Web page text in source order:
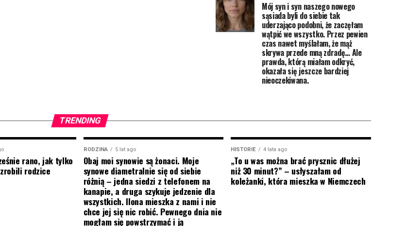
Mój syn i syn naszego nowego
sąsiada byli do siebie tak
uderzająco podobni, że zaczęłam
wątpić we wszystko. Przez pewien
czas nawet myślałam, że mąż
skrywa przede mną zdradę… Ale
prawda, którą miałam odkryć,
okazała się jeszcze bardziej
nieoczekiwana.
TRENDING
rano, jak tylko
rodzice
RODZINA 5 lat ago
Obaj moi synowie są żonaci. Moje
synowe diametralnie się od siebie
różnią – jedna siedzi z telefonem na
kanapie, a druga szykuje jedzenie dla
wszystkich. Ilona mieszka z nami i nie
chce jej się nic robić. Pewnego dnia nie
mogłam się powstrzymać i ją
HISTORIE 4 lata ago
„To u was można brać prysznic dłużej
niż 30 minut?” – usłyszałam od
koleżanki, która mieszka w Niemczech